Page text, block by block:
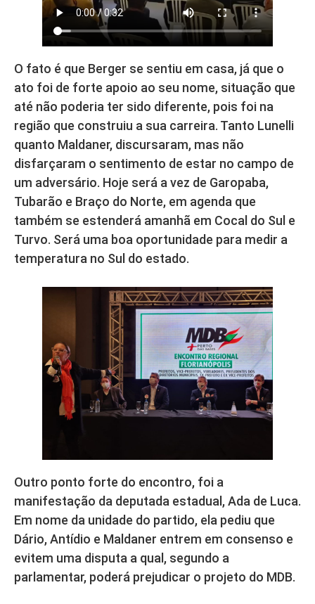
O fato é que Berger se sentiu em casa, já que o
ato foi de forte apoio ao seu nome, situação que
até não poderia ter sido diferente, pois foi na
região que construiu a sua carreira. Tanto Lunelli
quanto Maldaner, discursaram, mas não
disfarçaram o sentimento de estar no campo de
um adversário. Hoje será a vez de Garopaba,
Tubarão e Braço do Norte, em agenda que
também se estenderá amanhã em Cocal do Sul e
Turvo. Será uma boa oportunidade para medir a
temperatura no Sul do estado.
Outro ponto forte do encontro, foi a
manifestação da deputada estadual, Ada de Luca.
Em nome da unidade do partido, ela pediu que
Dário, Antídio e Maldaner entrem em consenso e
evitem uma disputa a qual, segundo a
parlamentar, poderá prejudicar o projeto do MDB.